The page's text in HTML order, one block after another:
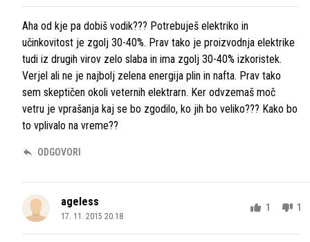
Aha od kje pa dobiš vodik??? Potrebuješ elektriko in
učinkovitost je zgolj 30-40%. Prav tako je proizvodnja elektrike
tudi iz drugih virov zelo slaba in ima zgolj 30-40% izkoristek.
Verjel ali ne je najbolj zelena energija plin in nafta. Prav tako
sem skeptičen okoli veternih elektrarn. Ker odvzemaš moč
vetru je vprašanja kaj se bo zgodilo, ko jih bo veliko??? Kako bo
to vplivalo na vreme??
ODGOVORI
ageless
17. 11. 2015 20.18
1 1